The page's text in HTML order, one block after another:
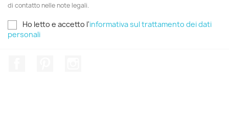
di contatto nelle note legali.
Ho letto e accetto l'informativa sul trattamento dei dati
personali